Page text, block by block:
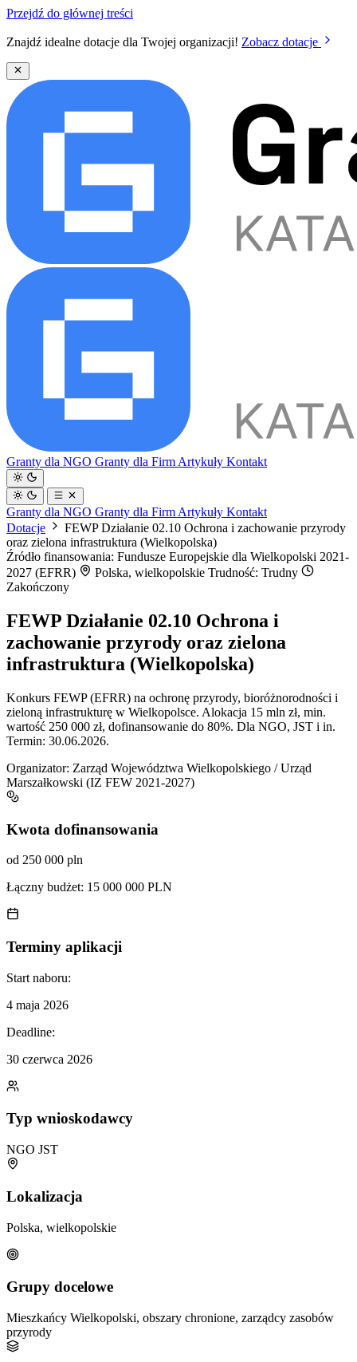
Przejdź do głównej treści
Znajdź idealne dotacje dla Twojej organizacji! Zobacz dotacje
Granty dla NGO Granty dla Firm Artykuły Kontakt
Granty dla NGO Granty dla Firm Artykuły Kontakt
Dotacje
FEWP Działanie 02.10 Ochrona i zachowanie przyrody
oraz zielona infrastruktura (Wielkopolska)
Źródło finansowania: Fundusze Europejskie dla Wielkopolski 2021-
2027 (EFRR)
Polska, wielkopolskie Trudność: Trudny
Zakończony
FEWP Działanie 02.10 Ochrona i
zachowanie przyrody oraz zielona
infrastruktura (Wielkopolska)
Konkurs FEWP (EFRR) na ochronę przyrody, bioróżnorodności i
zieloną infrastrukturę w Wielkopolsce. Alokacja 15 mln zł, min.
wartość 250 000 zł, dofinansowanie do 80%. Dla NGO, JST i in.
Termin: 30.06.2026.
Organizator: Zarząd Województwa Wielkopolskiego / Urząd
Marszałkowski (IZ FEW 2021-2027)
Kwota dofinansowania
od 250 000 pln
Łączny budżet: 15 000 000 PLN
Terminy aplikacji
Start naboru:
4 maja 2026
Deadline:
30 czerwca 2026
Typ wnioskodawcy
NGO JST
Lokalizacja
Polska, wielkopolskie
Grupy docelowe
Mieszkańcy Wielkopolski, obszary chronione, zarządcy zasobów
przyrody